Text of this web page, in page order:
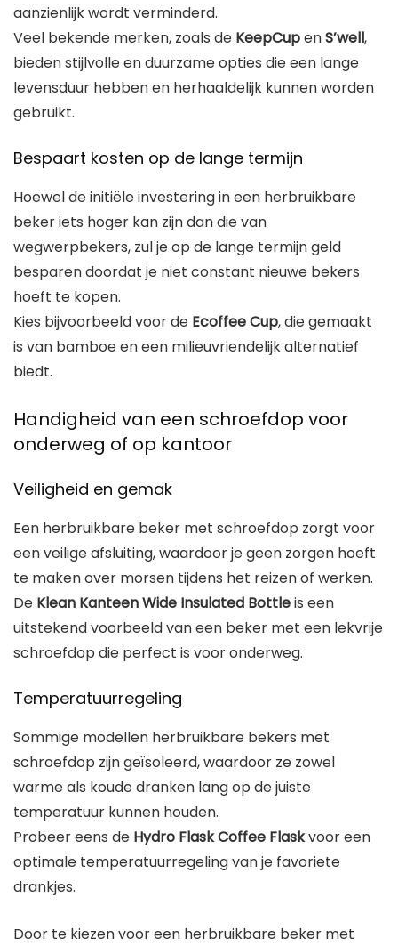
aanzienlijk wordt verminderd.
Veel bekende merken, zoals de KeepCupenS’well,
bieden stijlvolle en duurzame opties die een lange
levensduur hebben en herhaaldelijk kunnen worden
gebruikt.
Bespaart kosten op de lange termijn
Hoewel de initiële investering in een herbruikbare
beker iets hoger kan zijn dan die van
wegwerpbekers, zul je op de lange termijn geld
besparen doordat je niet constant nieuwe bekers
hoeft te kopen.
Kies bijvoorbeeld voor de Ecoffee Cup, die gemaakt
is van bamboe en een milieuvriendelijk alternatief
biedt.
Handigheid van een schroefdop voor
onderweg of op kantoor
Veiligheid en gemak
Een herbruikbare beker met schroefdop zorgt voor
een veilige afsluiting, waardoor je geen zorgen hoeft
te maken over morsen tijdens het reizen of werken.
De Klean Kanteen Wide Insulated Bottleis een
uitstekend voorbeeld van een beker met een lekvrije
schroefdop die perfect is voor onderweg.
Temperatuurregeling
Sommige modellen herbruikbare bekers met
schroefdop zijn geïsoleerd, waardoor ze zowel
warme als koude dranken lang op de juiste
temperatuur kunnen houden.
Probeer eens de Hydro Flask Coffee Flaskvoor een
optimale temperatuurregeling van je favoriete
drankjes.
Door te kiezen voor een herbruikbare beker met